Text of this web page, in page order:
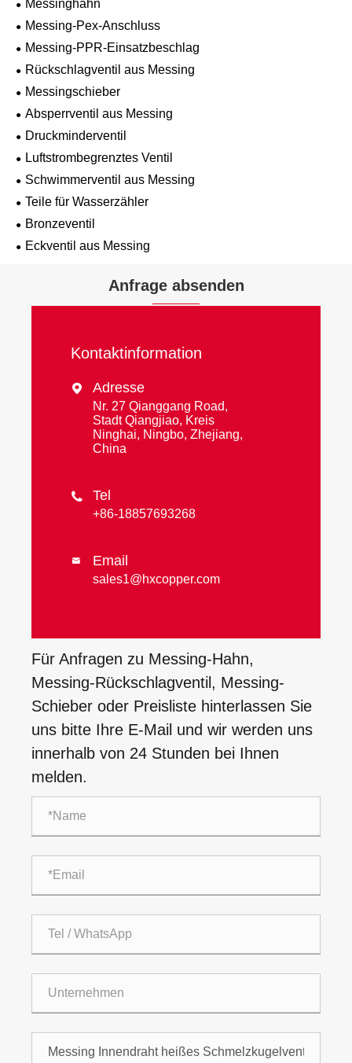
Messinghahn
Messing-Pex-Anschluss
Messing-PPR-Einsatzbeschlag
Rückschlagventil aus Messing
Messingschieber
Absperrventil aus Messing
Druckminderventil
Luftstrombegrenztes Ventil
Schwimmerventil aus Messing
Teile für Wasserzähler
Bronzeventil
Eckventil aus Messing
Anfrage absenden
Kontaktinformation
 Adresse
Nr. 27 Qianggang Road,
Stadt Qiangjiao, Kreis
Ninghai, Ningbo, Zhejiang,
China
 Tel
+86-18857693268
 Email
sales1@hxcopper.com
Für Anfragen zu Messing-Hahn,
Messing-Rückschlagventil, Messing-
Schieber oder Preisliste hinterlassen Sie
uns bitte Ihre E-Mail und wir werden uns
innerhalb von 24 Stunden bei Ihnen
melden.